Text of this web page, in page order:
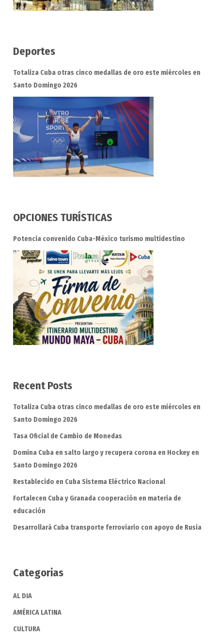
Deportes
Totaliza Cuba otras cinco medallas de oro este miércoles en
Santo Domingo 2026
OPCIONES TURÍSTICAS
Potencia convenido Cuba-México turismo multidestino
Recent Posts
Totaliza Cuba otras cinco medallas de oro este miércoles en
Santo Domingo 2026
Tasa Oficial de Cambio de Monedas
Domina Cuba en salto largo y recupera corona en Hockey en
Santo Domingo 2026
Restablecido en Cuba Sistema Eléctrico Nacional
Fortalecen Cuba y Granada cooperación en materia de
educación
Desarrollará Cuba transporte ferroviario con apoyo de Rusia
Categorias
AL DIA
AMÉRICA LATINA
CULTURA